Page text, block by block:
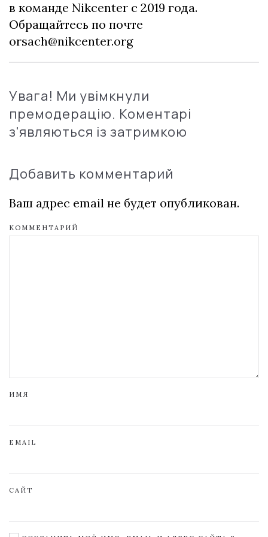
в команде Nikcenter с 2019 года.
Обращайтесь по почте
orsach@nikcenter.org
Увага! Ми увімкнули
премодерацію. Коментарі
з'являються із затримкою
Добавить комментарий
Ваш адрес email не будет опубликован.
КОММЕНТАРИЙ
ИМЯ
EMAIL
САЙТ